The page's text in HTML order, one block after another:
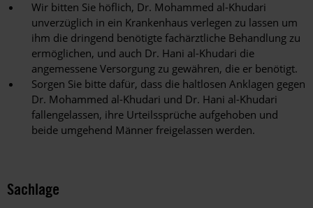
Wir bitten Sie höflich, Dr. Mohammed al-Khudari
unverzüglich in ein Krankenhaus verlegen zu lassen um
ihm die dringend benötigte fachärztliche Behandlung zu
ermöglichen, und auch Dr. Hani al-Khudari die
angemessene Versorgung zu gewähren, die er benötigt.
Sorgen Sie bitte dafür, dass die haltlosen Anklagen gegen
Dr. Mohammed al-Khudari und Dr. Hani al-Khudari
fallengelassen, ihre Urteilssprüche aufgehoben und
beide umgehend Männer freigelassen werden.
Sachlage